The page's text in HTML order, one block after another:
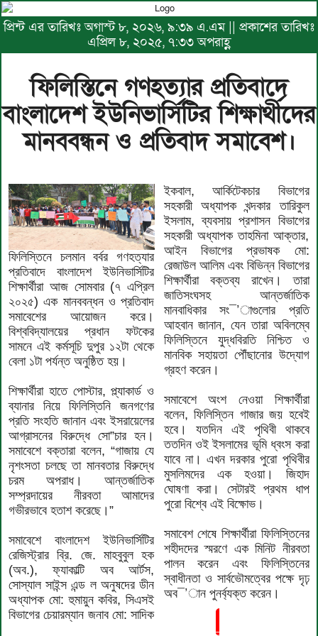
প্রিন্ট এর তারিখঃ অগাস্ট ৮, ২০২৬, ৯:৩৯ এ.এম || প্রকাশের তারিখঃ
এপ্রিল ৮, ২০২৫, ৭:৩৩ অপরাহ্ণ
ফিলিস্তিনে গণহত্যার প্রতিবাদে
বাংলাদেশ ইউনিভার্সিটির শিক্ষার্থীদের
মানববন্ধন ও প্রতিবাদ সমাবেশ।
ফিলিস্তিনে চলমান বর্বর গণহত্যার
প্রতিবাদে বাংলাদেশ ইউনিভার্সিটির
শিক্ষার্থীরা আজ সোমবার (৭ এপ্রিল
২০২৫) এক মানববন্ধন ও প্রতিবাদ
সমাবেশের আয়োজন করে।
বিশ্ববিদ্যালয়ের প্রধান ফটকের
সামনে এই কর্মসূচি দুপুর ১২টা থেকে
বেলা ১টা পর্যন্ত অনুষ্ঠিত হয়।
শিক্ষার্থীরা হাতে পোস্টার, প্ল্যাকার্ড ও
ব্যানার নিয়ে ফিলিস্তিনি জনগণের
প্রতি সংহতি জানান এবং ইসরায়েলের
আগ্রাসনের বিরুদ্ধে সো”চার হন।
সমাবেশে বক্তারা বলেন, “গাজায় যে
নৃশংসতা চলছে তা মানবতার বিরুদ্ধে
চরম অপরাধ। আন্তর্জাতিক
সম্প্রদায়ের নীরবতা আমাদের
গভীরভাবে হতাশ করেছে।”
সমাবেশে বাংলাদেশ ইউনিভার্সিটির
রেজিস্ট্রার ব্রি. জে. মাহবুবুল হক
(অব.), ফ্যাকাল্টি অব আর্টস,
সোস্যাল সাইন্স এন্ড ল অনুষদের ডীন
অধ্যাপক মো: হুমায়ুন কবির, সিএসই
বিভাগের চেয়ারম্যান জনাব মো: সাদিক
ইকবাল, আর্কিটেকচার বিভাগের
সহকারী অধ্যাপক খন্দকার তারিকুল
ইসলাম, ব্যবসায় প্রশাসন বিভাগের
সহকারী অধ্যাপক তাহমিনা আক্তার,
আইন বিভাগের প্রভাষক মো:
রেজাউল আলিম এবং বিভিন্ন বিভাগের
শিক্ষার্থীরা বক্তব্য রাখেন। তারা
জাতিসংঘসহ আন্তর্জাতিক
মানবাধিকার সং¯’াগুলোর প্রতি
আহবান জানান, যেন তারা অবিলম্বে
ফিলিস্তিনে যুদ্ধবিরতি নিশ্চিত ও
মানবিক সহায়তা পৌঁছানোর উদ্যোগ
গ্রহণ করেন।
সমাবেশে অংশ নেওয়া শিক্ষার্থীরা
বলেন, ফিলিস্তিন গাজার জয় হবেই
হবে। যতদিন এই পৃথিবী থাকবে
ততদিন ওই ইসলামের ভূমি ধ্বংস করা
যাবে না। এখন দরকার পুরো পৃথিবীর
মুসলিমদের এক হওয়া। জিহাদ
ঘোষণা করা। সেটারই প্রথম ধাপ
পুরো বিশ্বে এই বিক্ষোভ।
সমাবেশ শেষে শিক্ষার্থীরা ফিলিস্তিনের
শহীদদের স্মরণে এক মিনিট নীরবতা
পালন করেন এবং ফিলিস্তিনের
স্বাধীনতা ও সার্বভৌমত্বের পক্ষে দৃঢ়
অব¯’ান পুনর্ব্যক্ত করেন।